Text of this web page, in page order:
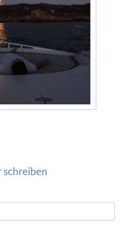
schreiben